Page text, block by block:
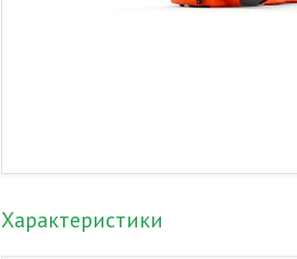
Характеристики